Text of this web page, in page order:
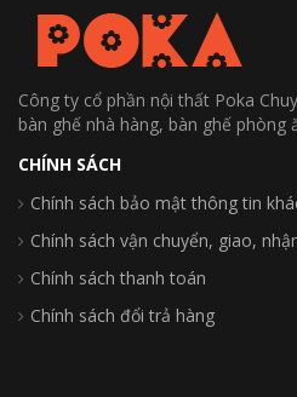
Công ty cổ phần nội thất Poka
bàn ghế nhà hàng, bàn ghế phòng
CHÍNH SÁCH
Chính sách bảo mật thông tin
Chính sách vận chuyển, giao,
Chính sách thanh toán
Chính sách đổi trả hàng